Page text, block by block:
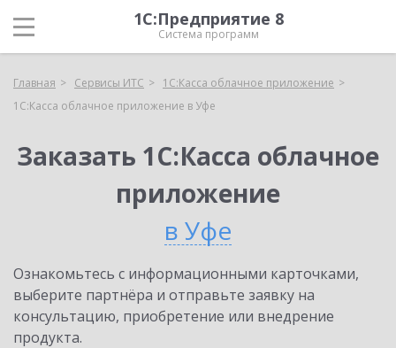
1С:Предприятие 8
Система программ
Главная Сервисы ИТС
1С:Касса облачное приложение
1С:Касса облачное приложение в Уфе
Заказать 1С:Касса облачное
приложение
в Уфе
Ознакомьтесь с информационными карточками,
выберите партнёра и отправьте заявку на
консультацию, приобретение или внедрение
продукта.